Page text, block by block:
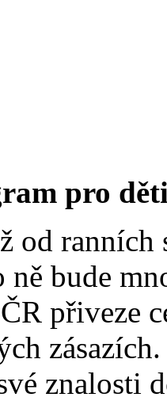
pro
od
ně bude
přiveze
znalosti